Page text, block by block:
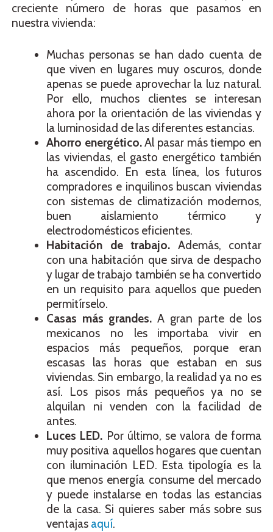
creciente número de horas que pasamos en
nuestra vivienda:
Muchas personas se han dado cuenta de
que viven en lugares muy oscuros, donde
apenas se puede aprovechar la luz natural.
Por ello, muchos clientes se interesan
ahora por la orientación de las viviendas y
la luminosidad de las diferentes estancias.
Ahorro energético.Al pasar más tiempo en
las viviendas, el gasto energético también
ha ascendido. En esta línea, los futuros
compradores e inquilinos buscan viviendas
con sistemas de climatización modernos,
buen aislamiento térmico y
electrodomésticos eficientes.
Habitación de trabajo. Además, contar
con una habitación que sirva de despacho
y lugar de trabajo también se ha convertido
en un requisito para aquellos que pueden
permitírselo.
Casas más grandes.A gran parte de los
mexicanos no les importaba vivir en
espacios más pequeños, porque eran
escasas las horas que estaban en sus
viviendas. Sin embargo, la realidad ya no es
así. Los pisos más pequeños ya no se
alquilan ni venden con la facilidad de
antes.
Luces LED. Por último, se valora de forma
muy positiva aquellos hogares que cuentan
con iluminación LED. Esta tipología es la
que menos energía consume del mercado
y puede instalarse en todas las estancias
de la casa. Si quieres saber más sobre sus
ventajas aquí.